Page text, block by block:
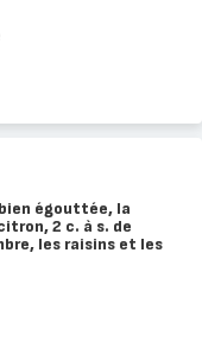
égouttée, la
2 c. à s. de
les raisins et les